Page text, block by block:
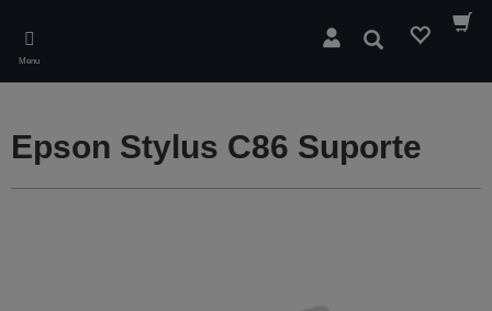
main
content
Menu
Pesquisar
Epson Stylus C86 Suporte